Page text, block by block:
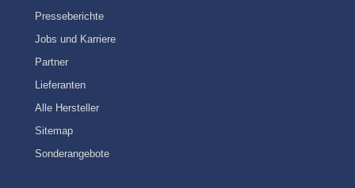
Presseberichte
Jobs und Karriere
Partner
Lieferanten
Alle Hersteller
Sitemap
Sonderangebote